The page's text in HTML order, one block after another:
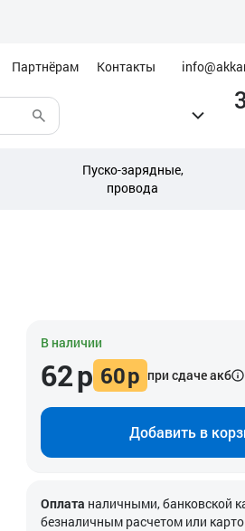
Партнёрам Контакты
Пуско-зарядные,
провода
В наличии
62р 60р при сдаче акб
Добавить в
Оплата наличными, банковской
безналичным расчетом или